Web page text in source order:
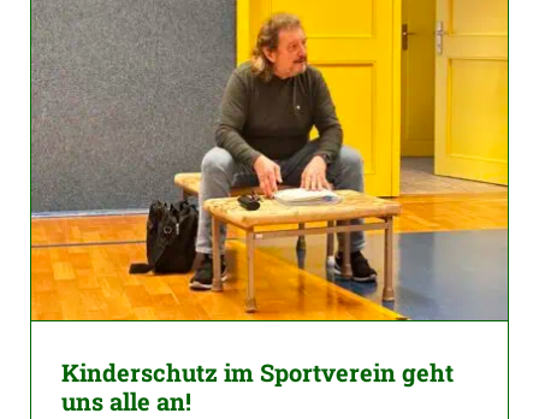
Kinderschutz im Sportverein geht
uns alle an!